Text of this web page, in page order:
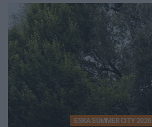
ESKA SUMMER CITY 2026